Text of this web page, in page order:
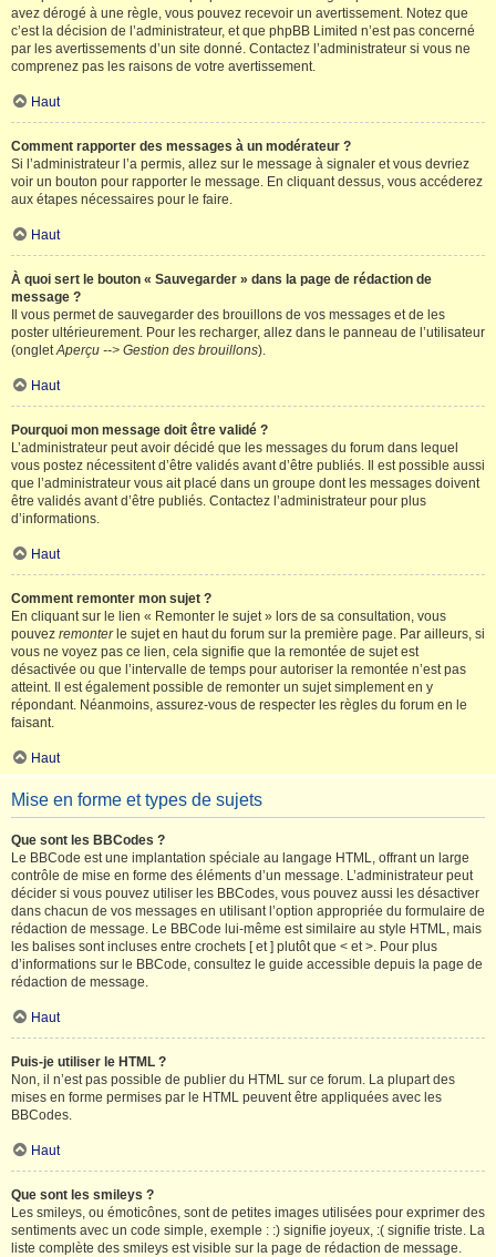
avez dérogé à une règle, vous pouvez recevoir un avertissement. Notez que
c’est la décision de l’administrateur, et que phpBB Limited n’est pas concerné
par les avertissements d’un site donné. Contactez l’administrateur si vous ne
comprenez pas les raisons de votre avertissement.
Haut
Comment rapporter des messages à un modérateur ?
Si l’administrateur l’a permis, allez sur le message à signaler et vous devriez
voir un bouton pour rapporter le message. En cliquant dessus, vous accéderez
aux étapes nécessaires pour le faire.
Haut
À quoi sert le bouton « Sauvegarder » dans la page de rédaction de
message ?
Il vous permet de sauvegarder des brouillons de vos messages et de les
poster ultérieurement. Pour les recharger, allez dans le panneau de l’utilisateur
(ongletAperçu --> Gestion des brouillons).
Haut
Pourquoi mon message doit être validé ?
L’administrateur peut avoir décidé que les messages du forum dans lequel
vous postez nécessitent d’être validés avant d’être publiés. Il est possible aussi
que l’administrateur vous ait placé dans un groupe dont les messages doivent
être validés avant d’être publiés. Contactez l’administrateur pour plus
d’informations.
Haut
Comment remonter mon sujet ?
En cliquant sur le lien « Remonter le sujet » lors de sa consultation, vous
pouvez remonterle sujet en haut du forum sur la première page. Par ailleurs, si
vous ne voyez pas ce lien, cela signifie que la remontée de sujet est
désactivée ou que l’intervalle de temps pour autoriser la remontée n’est pas
atteint. Il est également possible de remonter un sujet simplement en y
répondant. Néanmoins, assurez-vous de respecter les règles du forum en le
faisant.
Haut
Mise en forme et types de sujets
Que sont les BBCodes ?
Le BBCode est une implantation spéciale au langage HTML, offrant un large
contrôle de mise en forme des éléments d’un message. L’administrateur peut
décider si vous pouvez utiliser les BBCodes, vous pouvez aussi les désactiver
dans chacun de vos messages en utilisant l’option appropriée du formulaire de
rédaction de message. Le BBCode lui-même est similaire au style HTML, mais
les balises sont incluses entre crochets [ et ] plutôt que < et >. Pour plus
d’informations sur le BBCode, consultez le guide accessible depuis la page de
rédaction de message.
Haut
Puis-je utiliser le HTML ?
Non, il n’est pas possible de publier du HTML sur ce forum. La plupart des
mises en forme permises par le HTML peuvent être appliquées avec les
BBCodes.
Haut
Que sont les smileys ?
Les smileys, ou émoticônes, sont de petites images utilisées pour exprimer des
sentiments avec un code simple, exemple : :) signifie joyeux, :( signifie triste. La
liste complète des smileys est visible sur la page de rédaction de message.